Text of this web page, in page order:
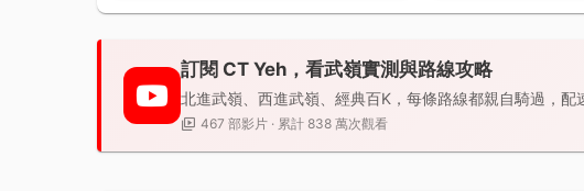
訂閱 CT Yeh，看武嶺實測與路線攻略
北進武嶺、西進武嶺、經典百K，每條路線都親自騎過，配
467 部影片 · 累計 838 萬次觀看